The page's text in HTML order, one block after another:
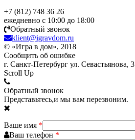
+7 (812) 748 36 26
ежедневно с 10:00 до 18:00
Обратный звонок
klient@igravdom.ru
© «Игра в дом», 2018
Сообщить об ошибке
г. Санкт-Петербург ул. Севастьянова, 3
Scroll Up
Обратный звонок
Представьтесь,и мы вам перезвоним.
Ваше имя *
Ваш телефон *